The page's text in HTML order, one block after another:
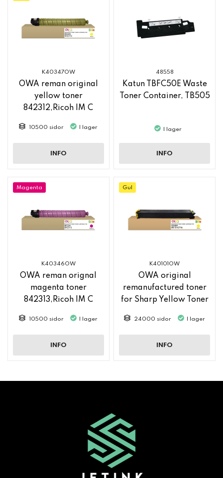
K40347OW
OWA reman original
yellow toner
842312,Ricoh IM C
10500 sidor I lager
INFO
48558
Katun TBFC50E Waste
Toner Container, TB505
I lager
INFO
Magenta
K40346OW
OWA reman orignal
magenta toner
842313,Ricoh IM C
10500 sidor I lager
INFO
Gul
K40101OW
OWA original
remanufactured toner
for Sharp Yellow Toner
24000 sidor I lager
INFO